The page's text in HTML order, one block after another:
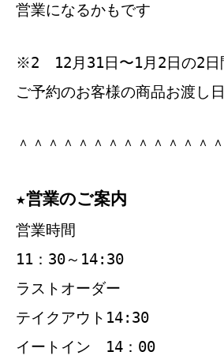
営業になるかもです
※2 12月31日〜1月2日の2日
ご予約のお客様の商品お渡し
＾＾＾＾＾＾＾＾＾＾＾＾＾
★営業のご案内
営業時間
11：30～14:30
ラストオーダー
テイクアウト14:30
イートイン 14：00